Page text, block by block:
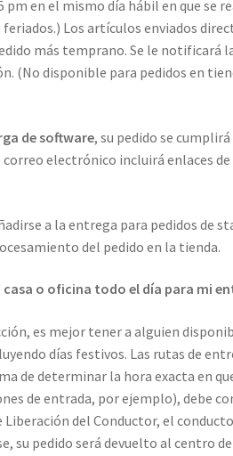
pm en el mismo día hábil en que se
Los artículos enviados
más temprano. Se le notificará
(No disponible para pedidos en
de software, su pedido se
electrónico incluirá enlaces
a la entrega para pedidos de
del pedido en la tienda.
casa o oficina todo el día para mi
es mejor tener a alguien
días festivos. Las rutas de
de determinar la hora exacta en
de entrada, por ejemplo), debe
Liberación del Conductor, el
su pedido será devuelto al centro